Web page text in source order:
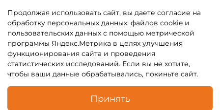
Покупателям
Каталог
Продолжая использовать сайт, вы даете согласие на
обработку персональных данных: файлов cookie и
пользовательских данных с помощью метрической
программы Яндекс.Метрика в целях улучшения
функционирования сайта и проведения
статистических исследований. Если вы не хотите,
чтобы ваши данные обрабатывались, покиньте сайт.
Принять